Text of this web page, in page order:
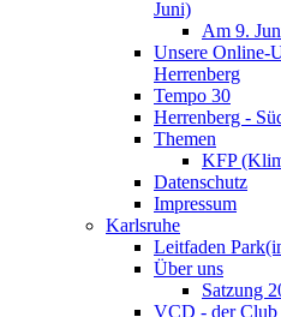
Juni)
Am 9.
Unsere Online-
Herrenberg
Tempo 30
Herrenberg -
Themen
KFP
Datenschutz
Impressum
Karlsruhe
Leitfaden
Über uns
Satzung
VCD - der Club